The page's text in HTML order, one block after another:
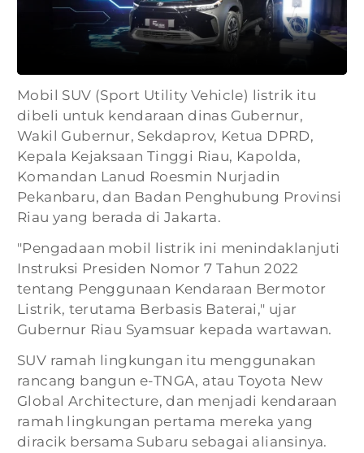
Mobil SUV (Sport Utility Vehicle) listrik itu
dibeli untuk kendaraan dinas Gubernur,
Wakil Gubernur, Sekdaprov, Ketua DPRD,
Kepala Kejaksaan Tinggi Riau, Kapolda,
Komandan Lanud Roesmin Nurjadin
Pekanbaru, dan Badan Penghubung Provinsi
Riau yang berada di Jakarta.
"Pengadaan mobil listrik ini menindaklanjuti
Instruksi Presiden Nomor 7 Tahun 2022
tentang Penggunaan Kendaraan Bermotor
Listrik, terutama Berbasis Baterai," ujar
Gubernur Riau Syamsuar kepada wartawan.
SUV ramah lingkungan itu menggunakan
rancang bangun e-TNGA, atau Toyota New
Global Architecture, dan menjadi kendaraan
ramah lingkungan pertama mereka yang
diracik bersama Subaru sebagai aliansinya.